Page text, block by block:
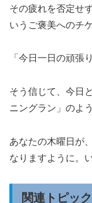
その疲れを否定せ
いうご褒美へのチ
「今日一日の頑張
そう信じて、今日
ニングラン」のよ
あなたの木曜日が
なりますように。
関連トピック